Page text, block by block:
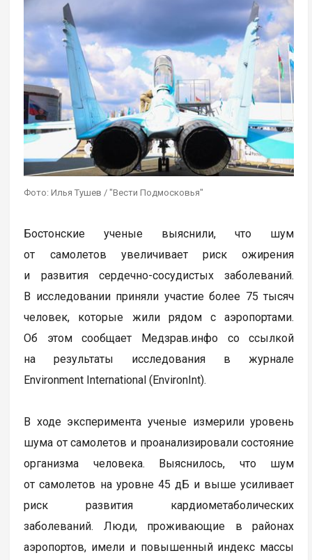
Фото: Илья Тушев / "Вести Подмосковья"
Бостонские ученые выяснили, что шум
от самолетов увеличивает риск ожирения
и развития сердечно-сосудистых заболеваний.
В исследовании приняли участие более 75 тысяч
человек, которые жили рядом с аэропортами.
Об этом сообщает Медзрав.инфо со ссылкой
на результаты исследования в журнале
Environment International (EnvironInt).
В ходе эксперимента ученые измерили уровень
шума от самолетов и проанализировали состояние
организма человека. Выяснилось, что шум
от самолетов на уровне 45 дБ и выше усиливает
риск развития кардиометаболических
заболеваний. Люди, проживающие в районах
аэропортов, имели и повышенный индекс массы